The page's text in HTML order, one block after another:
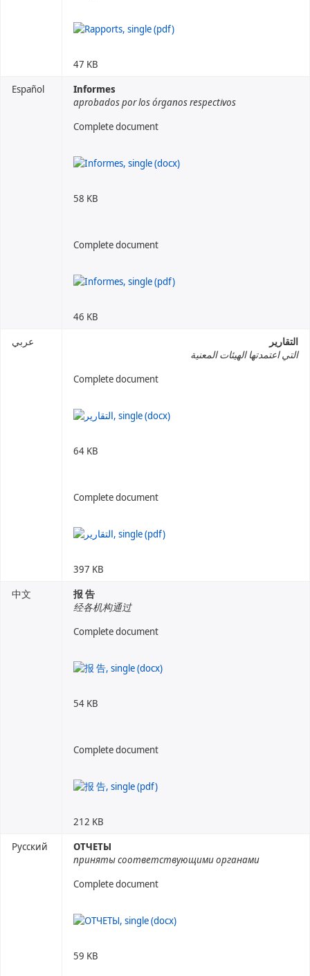
47 KB
Español
Informes
aprobados por los órganos respectivos
Complete document
58 KB
Complete document
46 KB
عربي
التقارير
التي اعتمدتها الهيئات المعنية
Complete document
64 KB
Complete document
397 KB
中文
报 告
经各机构通过
Complete document
54 KB
Complete document
212 KB
Русский
ОТЧЕТЫ
приняты соответствующими органами
Complete document
59 KB